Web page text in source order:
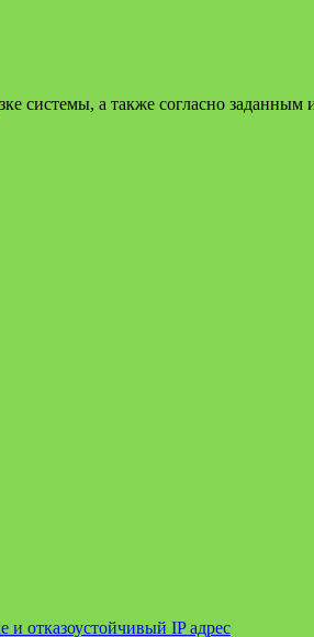
системы, а также согласно заданным
и отказоустойчивый IP адрес